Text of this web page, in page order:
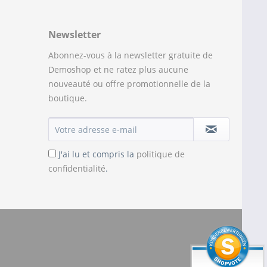
Newsletter
Abonnez-vous à la newsletter gratuite de
Demoshop et ne ratez plus aucune
nouveauté ou offre promotionnelle de la
boutique.
J'ai lu et compris la politique de
confidentialité.